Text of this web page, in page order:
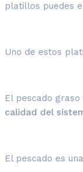
platillos puedes
Uno de estos
El pescado
calidad del
El pescado es